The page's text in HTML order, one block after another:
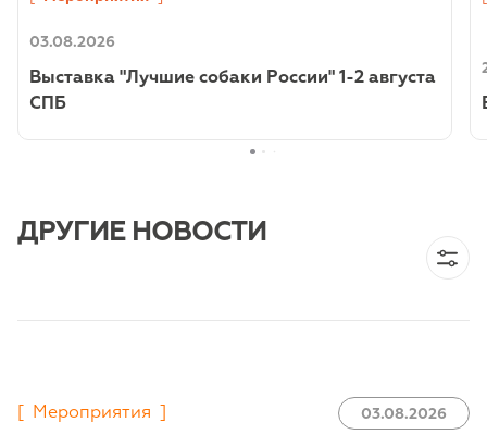
03.08.2026
Выставка "Лучшие собаки России" 1-2 августа
СПБ
ДРУГИЕ НОВОСТИ
Мероприятия 03.08.2026